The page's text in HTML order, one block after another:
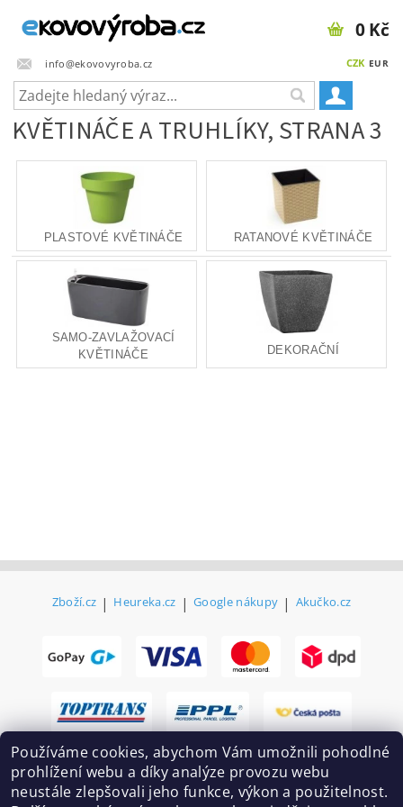
info@ekovovyroba.cz CZK EUR
0 Kč
KVĚTINÁČE A TRUHLÍKY, STRANA 3
PLASTOVÉ KVĚTINÁČE RATANOVÉ KVĚTINÁČE
SAMO-ZAVLAŽOVACÍ
KVĚTINÁČE
DEKORAČNÍ
Zboží.cz | Heureka.cz | Google nákupy | Akučko.cz
Používáme cookies, abychom Vám umožnili pohodlné
prohlížení webu a díky analýze provozu webu
neustále zlepšovali jeho funkce, výkon a použitelnost.